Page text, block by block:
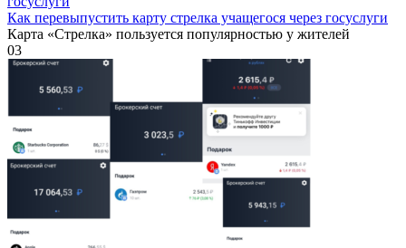
Как перевыпустить карту стрелка учащегося через госуслуги
Карта «Стрелка» пользуется популярностью у жителей
03